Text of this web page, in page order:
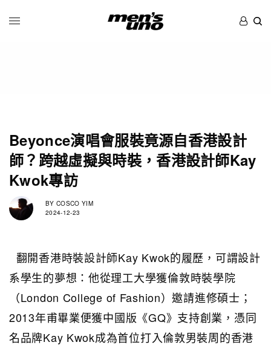
Beyonce演唱會服裝竟源自香港設計
師？跨越虛擬與時裝，香港設計師Kay
Kwok專訪
BY COSCO YIM
2024-12-23
翻開香港時裝設計師Kay Kwok的履歷，可謂設計
系學生的夢想：他從理工大學獲倫敦時裝學院
（London College of Fashion）邀請進修碩士；
2013年甫畢業便獲中國版《GQ》支持創業，憑同
名品牌Kay Kwok成為首位打入倫敦男裝周的香港